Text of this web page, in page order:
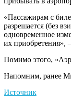
«Пассажирам с
разрешается (без
одновременное
их приобретения»,
Помимо этого,
Напомним, ранее
Источник